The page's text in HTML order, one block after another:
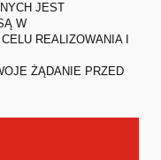
JEST
W
REALIZOWANIA I
ŻĄDANIE PRZED